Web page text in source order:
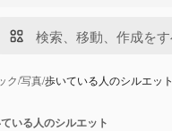
ク/写真/歩いている人のシルエット
いる人のシルエット